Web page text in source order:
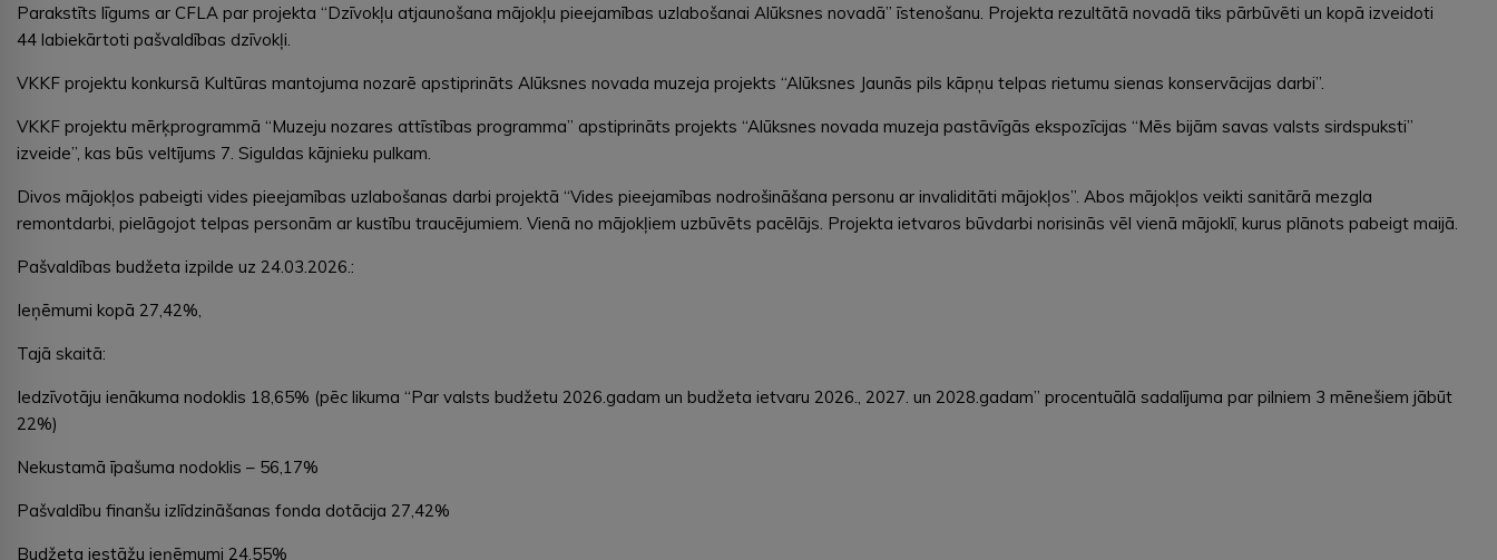
Parakstīts līgums ar CFLA par projekta “Dzīvokļu atjaunošana mājokļu pieejamības uzlabošanai Alūksnes novadā” īstenošanu. Projekta rezultātā novadā tiks pārbūvēti un kopā izveidoti
44 labiekārtoti pašvaldības dzīvokļi.
VKKF projektu konkursā Kultūras mantojuma nozarē apstiprināts Alūksnes novada muzeja projekts “Alūksnes Jaunās pils kāpņu telpas rietumu sienas konservācijas darbi”.
VKKF projektu mērķprogrammā “Muzeju nozares attīstības programma” apstiprināts projekts “Alūksnes novada muzeja pastāvīgās ekspozīcijas “Mēs bijām savas valsts sirdspuksti”
izveide”, kas būs veltījums 7. Siguldas kājnieku pulkam.
Divos mājokļos pabeigti vides pieejamības uzlabošanas darbi projektā “Vides pieejamības nodrošināšana personu ar invaliditāti mājokļos”. Abos mājokļos veikti sanitārā mezgla
remontdarbi, pielāgojot telpas personām ar kustību traucējumiem. Vienā no mājokļiem uzbūvēts pacēlājs. Projekta ietvaros būvdarbi norisinās vēl vienā mājoklī, kurus plānots pabeigt maijā.
Pašvaldības budžeta izpilde uz 24.03.2026.:
Ieņēmumi kopā 27,42%,
Tajā skaitā:
Iedzīvotāju ienākuma nodoklis 18,65% (pēc likuma “Par valsts budžetu 2026.gadam un budžeta ietvaru 2026., 2027. un 2028.gadam” procentuālā sadalījuma par pilniem 3 mēnešiem jābūt
22%)
Nekustamā īpašuma nodoklis – 56,17%
Pašvaldību finanšu izlīdzināšanas fonda dotācija 27,42%
Budžeta iestāžu ieņēmumi 24,55%